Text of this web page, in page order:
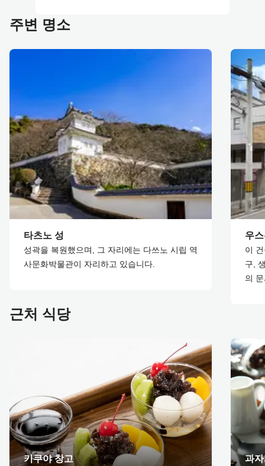
주변 명소
타츠노 성
성곽을 복원했으며, 그 자리에는 다쓰노 시립 역
사문화박물관이 자리하고 있습니다.
우
이
구,
의
근처 식당
키쿠야 창고 과